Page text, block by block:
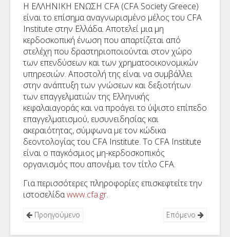
Η ΕΛΛΗΝΙΚΗ ΕΝΩΣΗ CFA (CFA Society Greece)
είναι το επίσημα αναγνωρισμένο μέλος του CFA
Institute στην Ελλάδα. Αποτελεί μια μη
κερδοσκοπική ένωση που απαρτίζεται από
στελέχη που δραστηριοποιούνται στον χώρο
των επενδύσεων και των χρηματοοικονομικών
υπηρεσιών. Αποστολή της είναι να συμβάλλει
στην ανάπτυξη των γνώσεων και δεξιοτήτων
των επαγγελματιών της Ελληνικής
κεφαλαιαγοράς και να προάγει το ύψιστο επίπεδο
επαγγελματισμού, ευσυνειδησίας και
ακεραιότητας, σύμφωνα με τον κώδικα
δεοντολογίας του CFA Institute. To CFA Institute
είναι ο παγκόσμιος μη-κερδοσκοπικός
οργανισμός που απονέμει τον τίτλο CFA.
Για περισσότερες πληροφορίες επισκεφτείτε την
ιστοσελίδαwww.cfa.gr.
Προηγούμενο Επόμενο